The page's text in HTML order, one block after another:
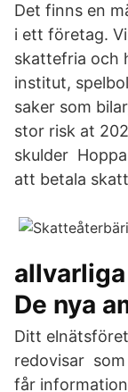
Det finns en
i ett företag.
skattefria och
institut,
saker som
stor risk at
skulder
att betala
De nya
Ditt
redovisar
får